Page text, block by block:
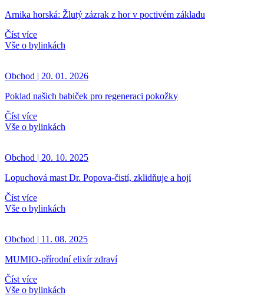
Arnika horská: Žlutý zázrak z hor v poctivém základu
Číst více
Vše o bylinkách
Obchod | 20. 01. 2026
Poklad našich babiček pro regeneraci pokožky
Číst více
Vše o bylinkách
Obchod | 20. 10. 2025
Lopuchová mast Dr. Popova-čistí, zklidňuje a hojí
Číst více
Vše o bylinkách
Obchod | 11. 08. 2025
MUMIO-přírodní elixír zdraví
Číst více
Vše o bylinkách